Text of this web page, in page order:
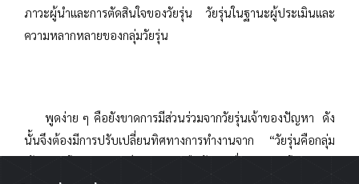
ภาวะผู้นำและการตัดสินใจของวัยรุ่น วัยรุ่นในฐานะผู้ประเมินและ
ความหลากหลายของกลุ่มวัยรุ่น
พูดง่าย ๆ คือยังขาดการมีส่วนร่วมจากวัยรุ่นเจ้าของปัญหา ดัง
นั้นจึงต้องมีการปรับเปลี่ยนทิศทางการทำงานจาก “วัยรุ่นคือกลุ่ม